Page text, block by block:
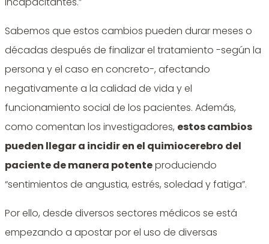
Sabemos que estos cambios pueden durar meses o
décadas después de finalizar el tratamiento -según la
persona y el caso en concreto-, afectando
negativamente a la calidad de vida y el
funcionamiento social de los pacientes. Además,
como comentan los investigadores, estos cambios
pueden llegar a incidir en el quimiocerebro del
paciente de manera potenteproduciendo
“sentimientos de angustia, estrés, soledad y fatiga”.
Por ello, desde diversos sectores médicos se está
empezando a apostar por el uso de diversas